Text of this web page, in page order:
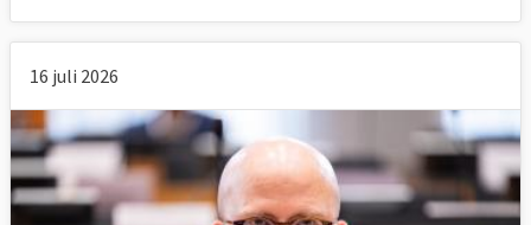
16 juli 2026